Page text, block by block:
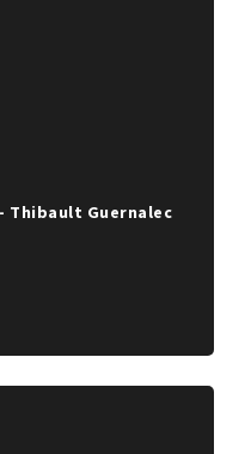
Thibault Guernalec